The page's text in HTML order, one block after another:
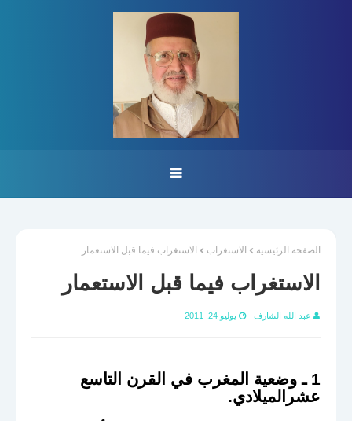
الصفحة الرئيسية الاستغراب الاستغراب فيما قبل الاستعمار
الاستغراب فيما قبل الاستعمار
عبد الله الشارف يوليو 24, 2011
1 ـ وضعية المغرب في القرن التاسع
عشرالميلادي.